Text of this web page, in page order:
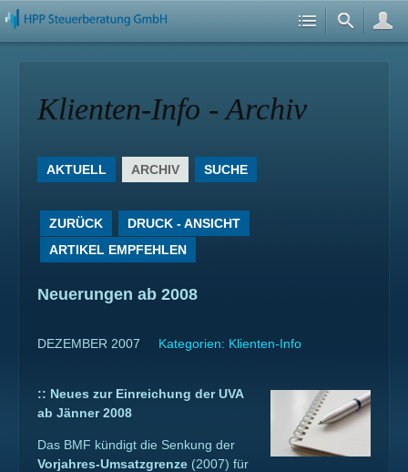
Klienten-Info - Archiv
AKTUELL ARCHIV SUCHE
ZURÜCK
DRUCK - ANSICHT
ARTIKEL EMPFEHLEN
Neuerungen ab 2008
DEZEMBER 2007 Kategorien: Klienten-Info
:: Neues zur Einreichung der UVA
ab Jänner 2008
Das BMF kündigt die Senkung der
Vorjahres-Umsatzgrenze (2007) für